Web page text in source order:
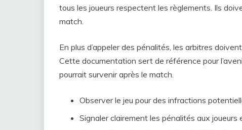
tous les joueurs respectent les règlements. Ils
match.
En plus d’appeler des pénalités, les arbitres
Cette documentation sert de référence pour
pourrait survenir après le match.
Observer le jeu pour des infractions
Signaler clairement les pénalités aux joueurs